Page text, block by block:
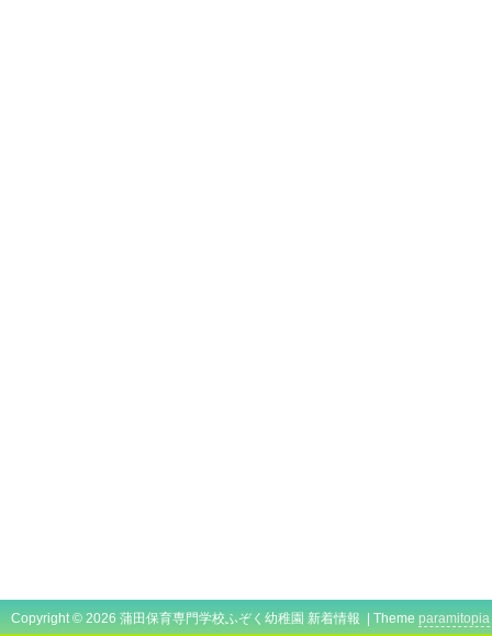
Copyright © 2026 蒲田保育専門学校ふぞく幼稚園 新着情報 | Theme paramitopia